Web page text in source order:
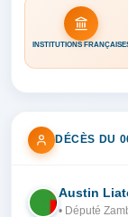
INSTITUTIONS
DÉCÈS DU
ZA
Austin
• Député